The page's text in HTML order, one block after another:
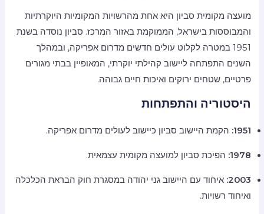
מועצה מקומית סביון היא אחת מהרשויות המקומיות היוקרתיות
והמבוססות בישראל, הממוקמת באזור המרכז. סביון נוסדה בשנת
1951 במטרה לקלוט עולים חדשים מדרום אפריקה, ובמהלך
השנים התפתחה ליישוב קהילתי יוקרתי, המאופיין בבתי מגורים
פרטיים, שטחים ירוקים ואיכות חיים גבוהה.
היסטוריה והתפתחות
1951:הקמת היישוב סביון כיישוב לעולים מדרום אפריקה.
1978:הפיכת סביון למועצה מקומית עצמאית.
2003:איחוד עם היישוב גני יהודה במסגרת חוק הבראת הכלכלה
ואיחוד רשויות.